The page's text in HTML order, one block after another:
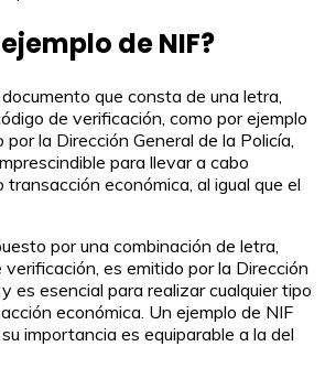
de NIF?
que consta de una letra,
de verificación, como por ejemplo
la Dirección General de la Policía,
para llevar a cabo
transacción económica, al igual que el
por una combinación de letra,
es emitido por la Dirección
es esencial para realizar cualquier tipo
económica. Un ejemplo de NIF
importancia es equiparable a la del